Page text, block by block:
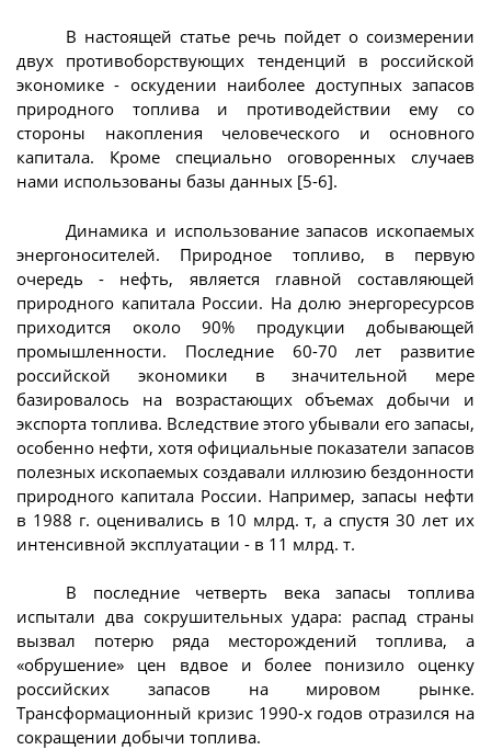
В настоящей статье речь пойдет о соизмерении
двух противоборствующих тенденций в российской
экономике - оскудении наиболее доступных запасов
природного топлива и противодействии ему со
стороны накопления человеческого и основного
капитала. Кроме специально оговоренных случаев
нами использованы базы данных [5-6].
Динамика и использование запасов ископаемых
энергоносителей. Природное топливо, в первую
очередь - нефть, является главной составляющей
природного капитала России. На долю энергоресурсов
приходится около 90% продукции добывающей
промышленности. Последние 60-70 лет развитие
российской экономики в значительной мере
базировалось на возрастающих объемах добычи и
экспорта топлива. Вследствие этого убывали его запасы,
особенно нефти, хотя официальные показатели запасов
полезных ископаемых создавали иллюзию бездонности
природного капитала России. Например, запасы нефти
в 1988 г. оценивались в 10 млрд. т, а спустя 30 лет их
интенсивной эксплуатации - в 11 млрд. т.
В последние четверть века запасы топлива
испытали два сокрушительных удара: распад страны
вызвал потерю ряда месторождений топлива, а
«обрушение» цен вдвое и более понизило оценку
российских запасов на мировом рынке.
Трансформационный кризис 1990-х годов отразился на
сокращении добычи топлива.